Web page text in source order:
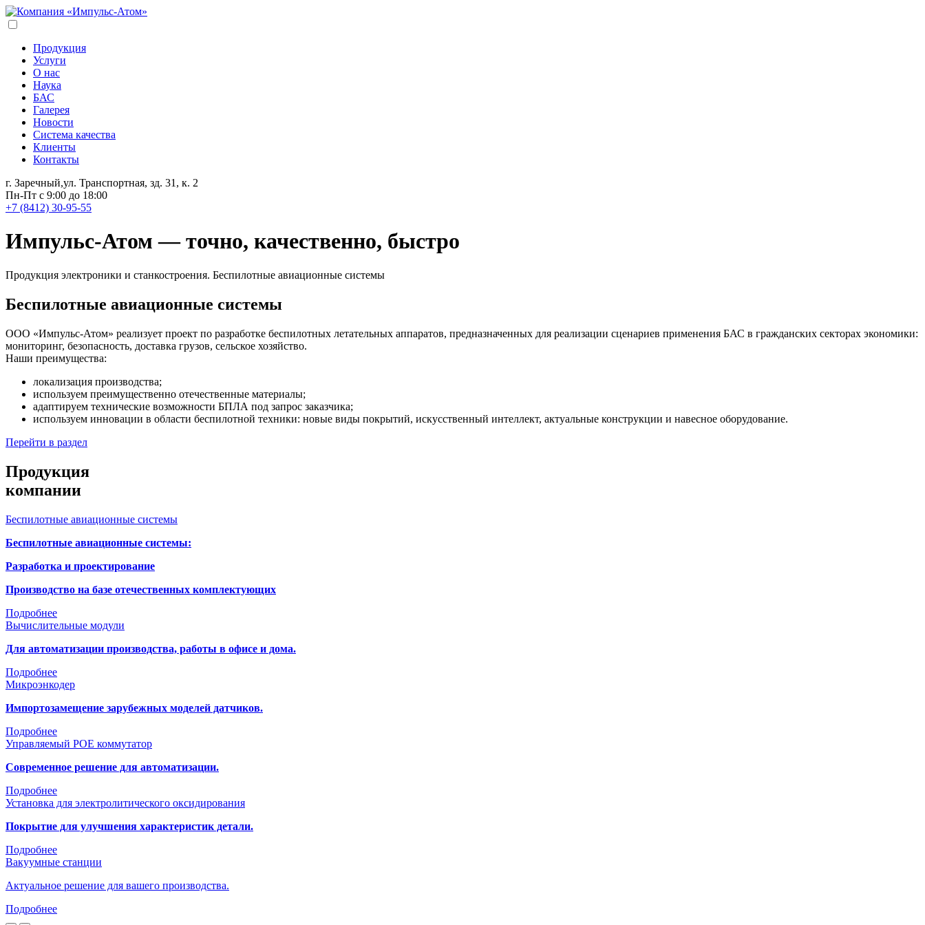
Продукция
Услуги
О нас
Наука
БАС
Галерея
Новости
Система качества
Клиенты
Контакты
г. Заречный,ул. Транспортная, зд. 31, к. 2
Пн-Пт с 9:00 до 18:00
+7 (8412) 30-95-55
Импульс-Атом — точно, качественно, быстро
Продукция электроники и станкостроения. Беспилотные авиационные системы
Беспилотные авиационные системы
ООО «Импульс-Атом» реализует проект по разработке беспилотных летательных аппаратов, предназначенных для реализации сценариев применения БАС в гражданских секторах экономики:
мониторинг, безопасность, доставка грузов, сельское хозяйство.
Наши преимущества:
локализация производства;
используем преимущественно отечественные материалы;
адаптируем технические возможности БПЛА под запрос заказчика;
используем инновации в области беспилотной техники: новые виды покрытий, искусственный интеллект, актуальные конструкции и навесное оборудование.
Перейти в раздел
Продукция
компании
Беспилотные авиационные системы
Беспилотные авиационные системы:
Разработка и проектирование
Производство на базе отечественных комплектующих
Подробнее
Вычислительные модули
Для автоматизации производства, работы в офисе и дома.
Подробнее
Микроэнкодер
Импортозамещение зарубежных моделей датчиков.
Подробнее
Управляемый POE коммутатор
Современное решение для автоматизации.
Подробнее
Установка для электролитического оксидирования
Покрытие для улучшения характеристик детали.
Подробнее
Вакуумные станции
Актуальное решение для вашего производства.
Подробнее